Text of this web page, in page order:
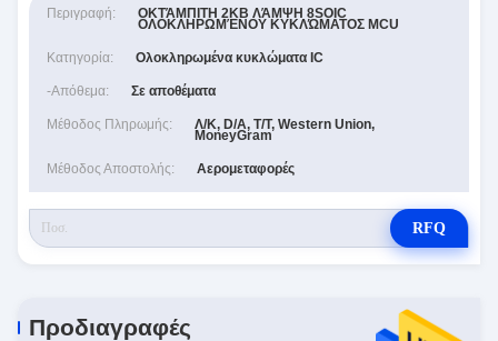
Περιγραφή: ΟΚΤΆΜΠΙΤΗ 2KB ΛΆΜΨΗ 8SOIC
ΟΛΟΚΛΗΡΩΜΈΝΟΥ ΚΥΚΛΏΜΑΤΟΣ MCU
Κατηγορία: Ολοκληρωμένα κυκλώματα IC
-απόθεμα: Σε αποθέματα
Μέθοδος Πληρωμής: Λ/Κ, D/A, T/T, Western Union,
MoneyGram
Μέθοδος Αποστολής: Αερομεταφορές
RFQ
Προδιαγραφές